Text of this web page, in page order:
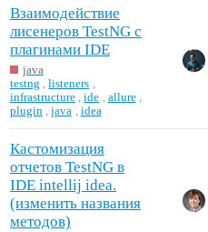
Взаимодействие
лисенеров TestNG с
плагинами IDE
java
testng
,listeners
infrastructure ,ide allure
plugin
,java idea
Кастомизация
отчетов TestNG в
IDE intellij idea.
(изменить названия
методов)